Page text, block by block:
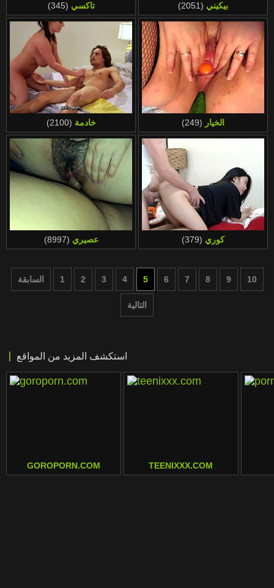
تاكسي (345) بيكيني (2051)
خادمة (2100) الخيار (249)
عصيري (8997) كوري (379)
السابقة 1 2 3 4 5 6 7 8 9 10
التالية
استكشف المزيد من المواقع
GOROPORN.COM TEENIXXX.COM